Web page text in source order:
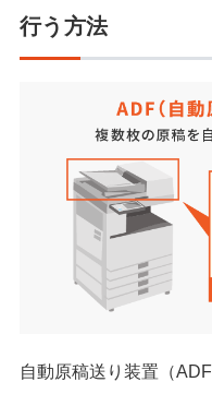
行う方法
自動原稿送り装置（